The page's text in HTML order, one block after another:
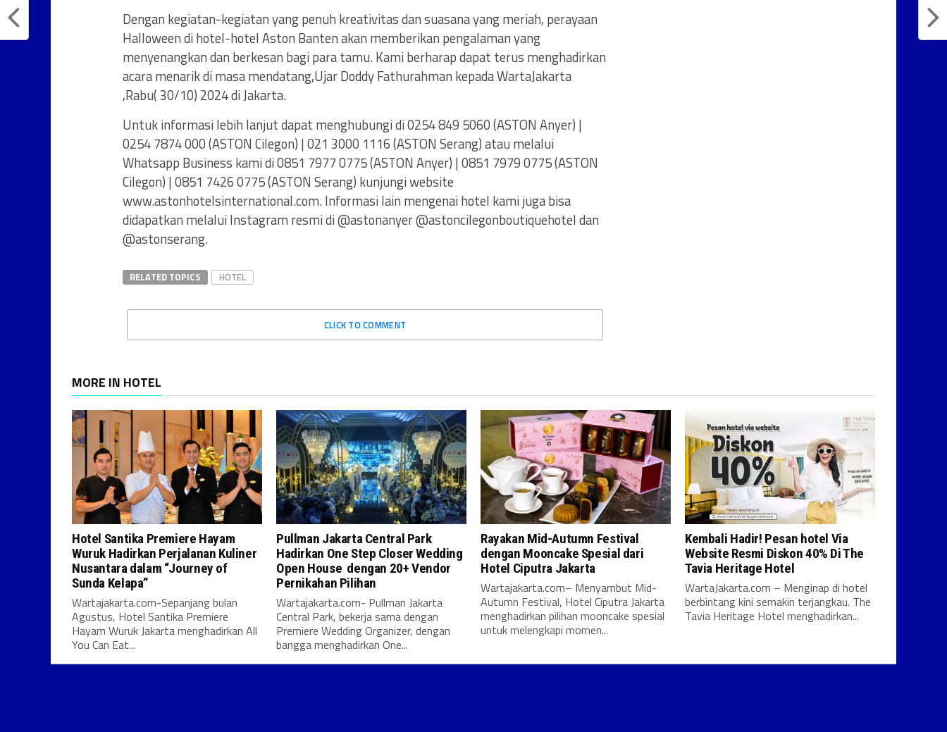
Dengan kegiatan-kegiatan yang penuh kreativitas dan suasana yang meriah, perayaan
Halloween di hotel-hotel Aston Banten akan memberikan pengalaman yang
menyenangkan dan berkesan bagi para tamu. Kami berharap dapat terus menghadirkan
acara menarik di masa mendatang,Ujar Doddy Fathurahman kepada WartaJakarta
,Rabu( 30/10) 2024 di Jakarta.
Untuk informasi lebih lanjut dapat menghubungi di 0254 849 5060 (ASTON Anyer) |
0254 7874 000 (ASTON Cilegon) | 021 3000 1116 (ASTON Serang) atau melalui
Whatsapp Business kami di 0851 7977 0775 (ASTON Anyer) | 0851 7979 0775 (ASTON
Cilegon) | 0851 7426 0775 (ASTON Serang) kunjungi website
www.astonhotelsinternational.com. Informasi lain mengenai hotel kami juga bisa
didapatkan melalui Instagram resmi di @astonanyer @astoncilegonboutiquehotel dan
@astonserang.
RELATED TOPICS HOTEL
CLICK TO COMMENT
MORE IN HOTEL
Hotel Santika Premiere Hayam
Wuruk Hadirkan Perjalanan Kuliner
Nusantara dalam “Journey of
Sunda Kelapa”
Wartajakarta.com-Sepanjang bulan
Agustus, Hotel Santika Premiere
Hayam Wuruk Jakarta menghadirkan All
You Can Eat...
Pullman Jakarta Central Park
Hadirkan One Step Closer Wedding
Open House dengan 20+ Vendor
Pernikahan Pilihan
Wartajakarta.com- Pullman Jakarta
Central Park, bekerja sama dengan
Premiere Wedding Organizer, dengan
bangga menghadirkan One...
Rayakan Mid-Autumn Festival
dengan Mooncake Spesial dari
Hotel Ciputra Jakarta
Wartajakarta.com– Menyambut Mid-
Autumn Festival, Hotel Ciputra Jakarta
menghadirkan pilihan mooncake spesial
untuk melengkapi momen...
Kembali Hadir! Pesan hotel Via
Website Resmi Diskon 40% Di The
Tavia Heritage Hotel
WartaJakarta.com – Menginap di hotel
berbintang kini semakin terjangkau. The
Tavia Heritage Hotel menghadirkan...